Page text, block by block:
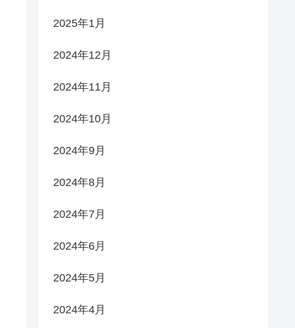
2025年1月
2024年12月
2024年11月
2024年10月
2024年9月
2024年8月
2024年7月
2024年6月
2024年5月
2024年4月